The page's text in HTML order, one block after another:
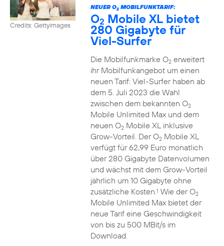
Credits: Gettyimages
NEUER O2MOBILFUNKTARIF:
O2 Mobile XL bietet
280 Gigabyte für
Viel-Surfer
Die Mobilfunkmarke O2erweitert
ihr Mobilfunkangebot um einen
neuen Tarif: Viel-Surfer haben ab
dem 5. Juli 2023 die Wahl
zwischen dem bekannten O2
Mobile Unlimited Max und dem
neuen O2Mobile XL inklusive
Grow-Vorteil. Der O2Mobile XL
verfügt für 62,99 Euro monatlich
über 280 Gigabyte Datenvolumen
und wächst mit dem Grow-Vorteil
jährlich um 10 Gigabyte ohne
zusätzliche Kosten.1 Wie der O2
Mobile Unlimited Max bietet der
neue Tarif eine Geschwindigkeit
von bis zu 500 MBit/s im
Download.